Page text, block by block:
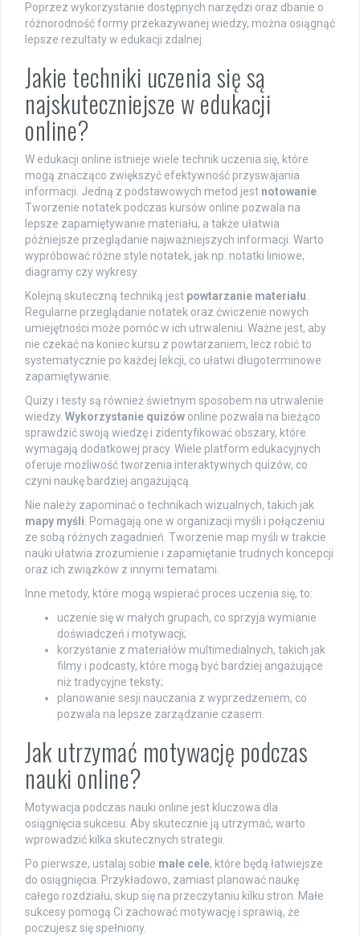
Poprzez wykorzystanie dostępnych narzędzi oraz dbanie o
różnorodność formy przekazywanej wiedzy, można osiągnąć
lepsze rezultaty w edukacji zdalnej.
Jakie techniki uczenia się są
najskuteczniejsze w edukacji
online?
W edukacji online istnieje wiele technik uczenia się, które
mogą znacząco zwiększyć efektywność przyswajania
informacji. Jedną z podstawowych metod jest notowanie
Tworzenie notatek podczas kursów online pozwala na
lepsze zapamiętywanie materiału, a także ułatwia
późniejsze przeglądanie najważniejszych informacji. Warto
wypróbować różne style notatek, jak np. notatki liniowe,
diagramy czy wykresy.
Kolejną skuteczną techniką jest powtarzanie materiału
Regularne przeglądanie notatek oraz ćwiczenie nowych
umiejętności może pomóc w ich utrwaleniu. Ważne jest, aby
nie czekać na koniec kursu z powtarzaniem, lecz robić to
systematycznie po każdej lekcji, co ułatwi długoterminowe
zapamiętywanie.
Quizy i testy są również świetnym sposobem na utrwalenie
wiedzy. Wykorzystanie quizów online pozwala na bieżąco
sprawdzić swoją wiedzę i zidentyfikować obszary, które
wymagają dodatkowej pracy. Wiele platform edukacyjnych
oferuje możliwość tworzenia interaktywnych quizów, co
czyni naukę bardziej angażującą.
Nie należy zapominać o technikach wizualnych, takich jak
mapy myśli . Pomagają one w organizacji myśli i połączeniu
ze sobą różnych zagadnień. Tworzenie map myśli w trakcie
nauki ułatwia zrozumienie i zapamiętanie trudnych koncepcji
oraz ich związków z innymi tematami.
Inne metody, które mogą wspierać proces uczenia się, to:
uczenie się w małych grupach, co sprzyja wymianie
doświadczeń i motywacji;
korzystanie z materiałów multimedialnych, takich jak
filmy i podcasty, które mogą być bardziej angażujące
niż tradycyjne teksty;
planowanie sesji nauczania z wyprzedzeniem, co
pozwala na lepsze zarządzanie czasem.
Jak utrzymać motywację podczas
nauki online?
Motywacja podczas nauki online jest kluczowa dla
osiągnięcia sukcesu. Aby skutecznie ją utrzymać, warto
wprowadzić kilka skutecznych strategii.
Po pierwsze, ustalaj sobie małe cele, które będą łatwiejsze
do osiągnięcia. Przykładowo, zamiast planować naukę
całego rozdziału, skup się na przeczytaniu kilku stron. Małe
sukcesy pomogą Ci zachować motywację i sprawią, że
poczujesz się spełniony.